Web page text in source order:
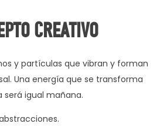
CREATIVO
y partículas que vibran y forman
Una energía que se transforma
igual mañana.